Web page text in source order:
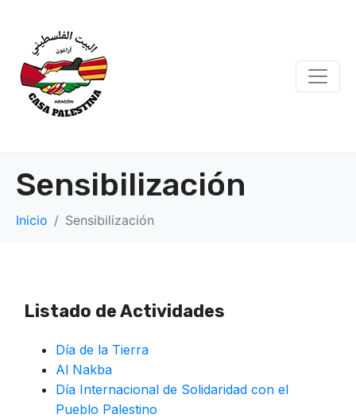
Sensibilización
Inicio Sensibilización
Listado de Actividades
Día de la Tierra
Al Nakba
Día Internacional de Solidaridad con el
Pueblo Palestino